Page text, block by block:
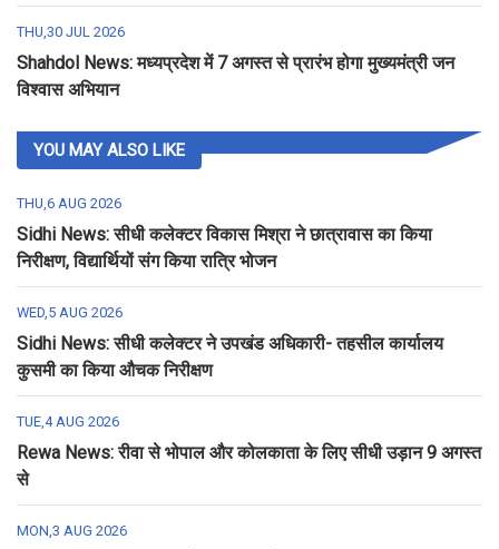
THU,30 JUL 2026
Shahdol News: मध्यप्रदेश में 7 अगस्त से प्रारंभ होगा मुख्यमंत्री जन
विश्वास अभियान
YOU MAY ALSO LIKE
THU,6 AUG 2026
Sidhi News: सीधी कलेक्टर विकास मिश्रा ने छात्रावास का किया
निरीक्षण, विद्यार्थियों संग किया रात्रि भोजन
WED,5 AUG 2026
Sidhi News: सीधी कलेक्टर ने उपखंड अधिकारी- तहसील कार्यालय
कुसमी का किया औचक निरीक्षण
TUE,4 AUG 2026
Rewa News: रीवा से भोपाल और कोलकाता के लिए सीधी उड़ान 9 अगस्त
से
MON,3 AUG 2026